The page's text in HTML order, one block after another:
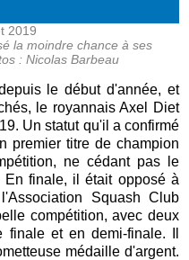
la moindre chance à ses
: Nicolas Barbeau
le début d'année, et
le royannais Axel Diet
Un statut qu'il a confirmé
premier titre de champion
ne cédant pas le
En finale, il était opposé à
Squash Club
compétition, avec deux
et en demi-finale. Il
médaille d'argent.